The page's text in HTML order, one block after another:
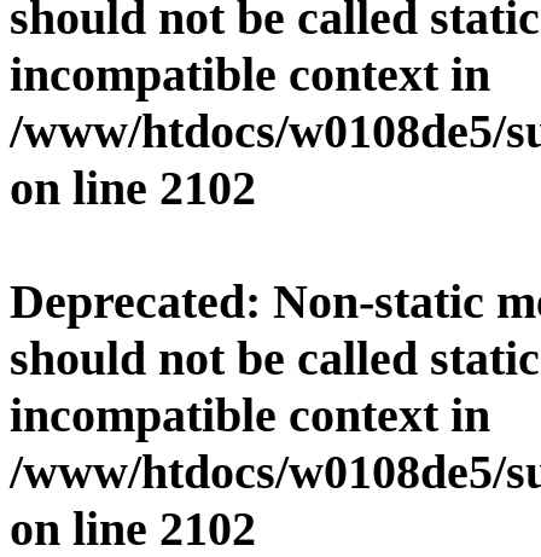
should not be called
incompatible context in
/www/htdocs/w0108de5/
on line 2102
Deprecated: Non-static
should not be called
incompatible context in
/www/htdocs/w0108de5/
on line 2102